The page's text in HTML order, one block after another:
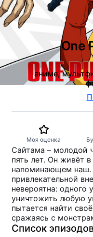
One
аниме,
Моя оценка
Сайтама – молодой
пять лет. Он живёт
напоминающем наш.
привлекательной
невероятна: одного
уничтожить любую
пытается найти
сражаясь с
Список